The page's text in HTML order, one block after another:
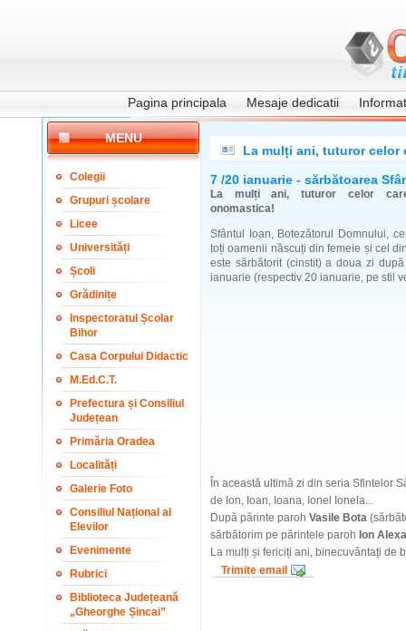
Pagina principala Mesaje dedicatii
MENU
Colegii
Grupuri școlare
Licee
Universități
Școli
Grădinițe
Inspectoratul Școlar
Bihor
Casa Corpului Didactic
M.Ed.C.T.
Prefectura și Consiliul
Județean
Primăria Oradea
Localități
Galerie Foto
Consiliul Național al
Elevilor
Evenimente
Rubrici
Biblioteca Județeană
„Gheorghe Șincai”
La mulți ani, tuturor celor
7 /20 ianuarie - sărbătoarea
La mulți ani, tuturor celor
onomastica!
Sfântul Ioan, Botezătorul Domnului,
toți oamenii născuți din femeie și cel
este sărbătorit (cinstit) a doua zi
ianuarie (respectiv 20 ianuarie, pe stil
În această ultimă zi din seria Sfintelor
de Ion, Ioan, Ioana, Ionel Ionela...
După părinte paroh Vasile Bota
sărbătorim pe părintele paroh Ion
La mulți și fericiți ani, binecuvântați de
Trimite email